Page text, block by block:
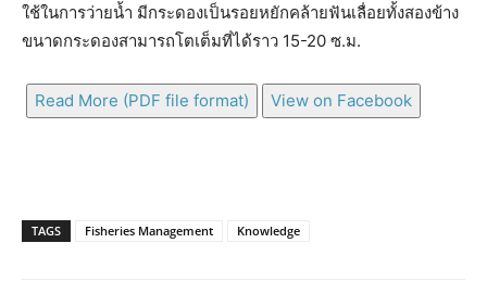
ใช้ในการว่ายน้ำ มีกระดองเป็นรอยหยักคล้ายฟันเลื่อยทั้งสองข้าง
ขนาดกระดองสามารถโตเต็มที่ได้ราว 15-20 ซ.ม.
Read More (PDF file format) View on Facebook
TAGS Fisheries Management Knowledge